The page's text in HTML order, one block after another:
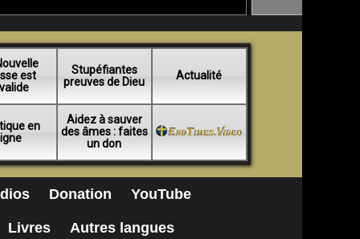
est
Stupéfiantes
preuves de Dieu
Actualité
en
ligne
Aidez à sauver
des âmes : faites
un don
Donation YouTube
Livres Autres langues